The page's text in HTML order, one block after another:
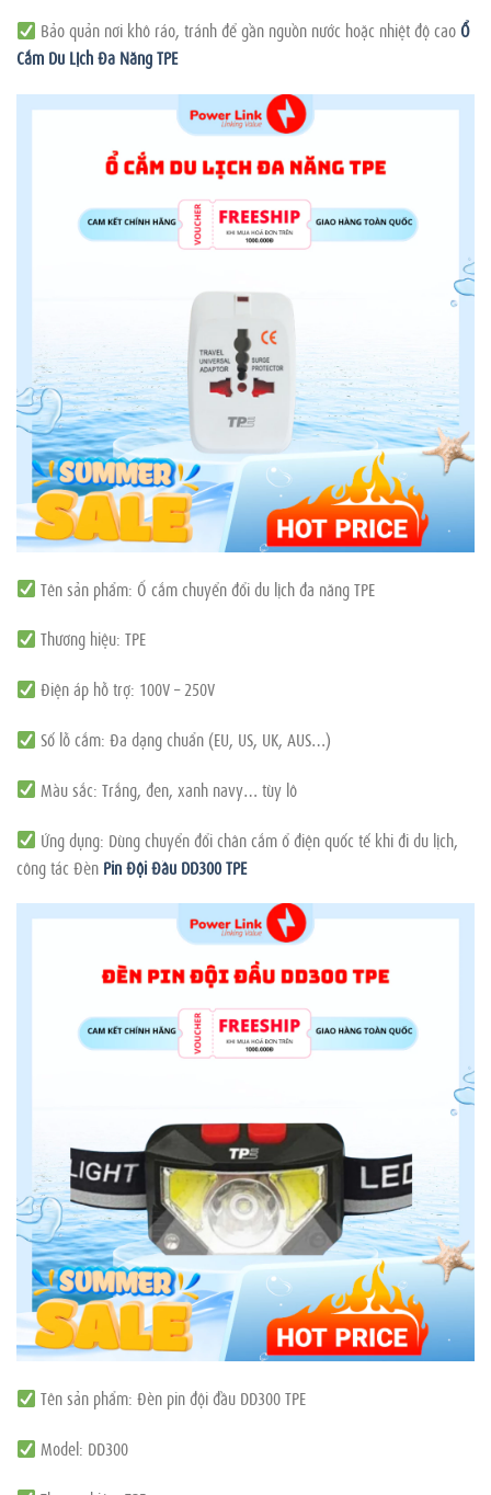
Bảo quản nơi khô ráo, tránh để gần nguồn nước hoặc nhiệt độ caoỔ
Cắm Du Lịch Đa Năng TPE
Tên sản phẩm: Ổ cắm chuyển đổi du lịch đa năng TPE
Thương hiệu: TPE
Điện áp hỗ trợ: 100V – 250V
Số lỗ cắm: Đa dạng chuẩn (EU, US, UK, AUS…)
Màu sắc: Trắng, đen, xanh navy… tùy lô
Ứng dụng: Dùng chuyển đổi chân cắm ổ điện quốc tế khi đi du lịch,
công tác Đèn Pin Đội Đầu DD300 TPE
Tên sản phẩm: Đèn pin đội đầu DD300 TPE
Model: DD300